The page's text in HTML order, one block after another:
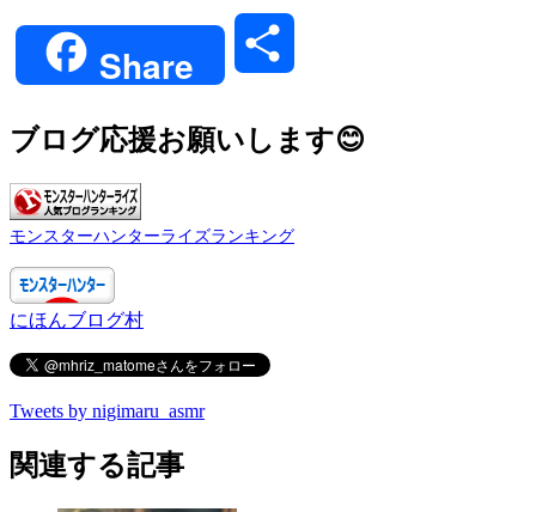
Share
ブログ応援お願いします😊
モンスターハンターライズランキング
にほんブログ村
Tweets by nigimaru_asmr
関連する記事